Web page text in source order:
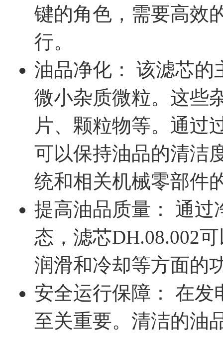
键的角色，需要高效
行。
油品净化： 该滤芯的
微小杂质微粒。这些
片、颗粒物等。通过
可以保持油品的清洁
统和相关机械零部件
提高油品质量： 通过
态，滤芯DH.08.002
润滑和冷却等方面的
安全运行保障： 在发
至关重要。清洁的油